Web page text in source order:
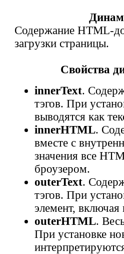
Содержание HTML-
загрузки страницы.
Свойства
innerText.
тэгов. При
выводятся как
innerHTML.
вместе с
значения все
броузером.
outerText.
тэгов. При
элемент,
outerHTML.
При установке